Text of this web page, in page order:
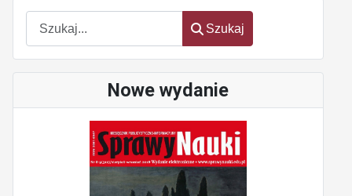
Szukaj
Szukaj
Nowe wydanie